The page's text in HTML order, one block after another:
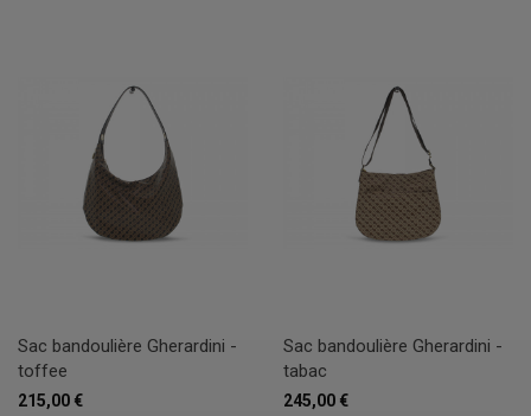
Sac bandoulière Gherardini -
toffee
215,00 €
Sac bandoulière Gherardini -
tabac
245,00 €